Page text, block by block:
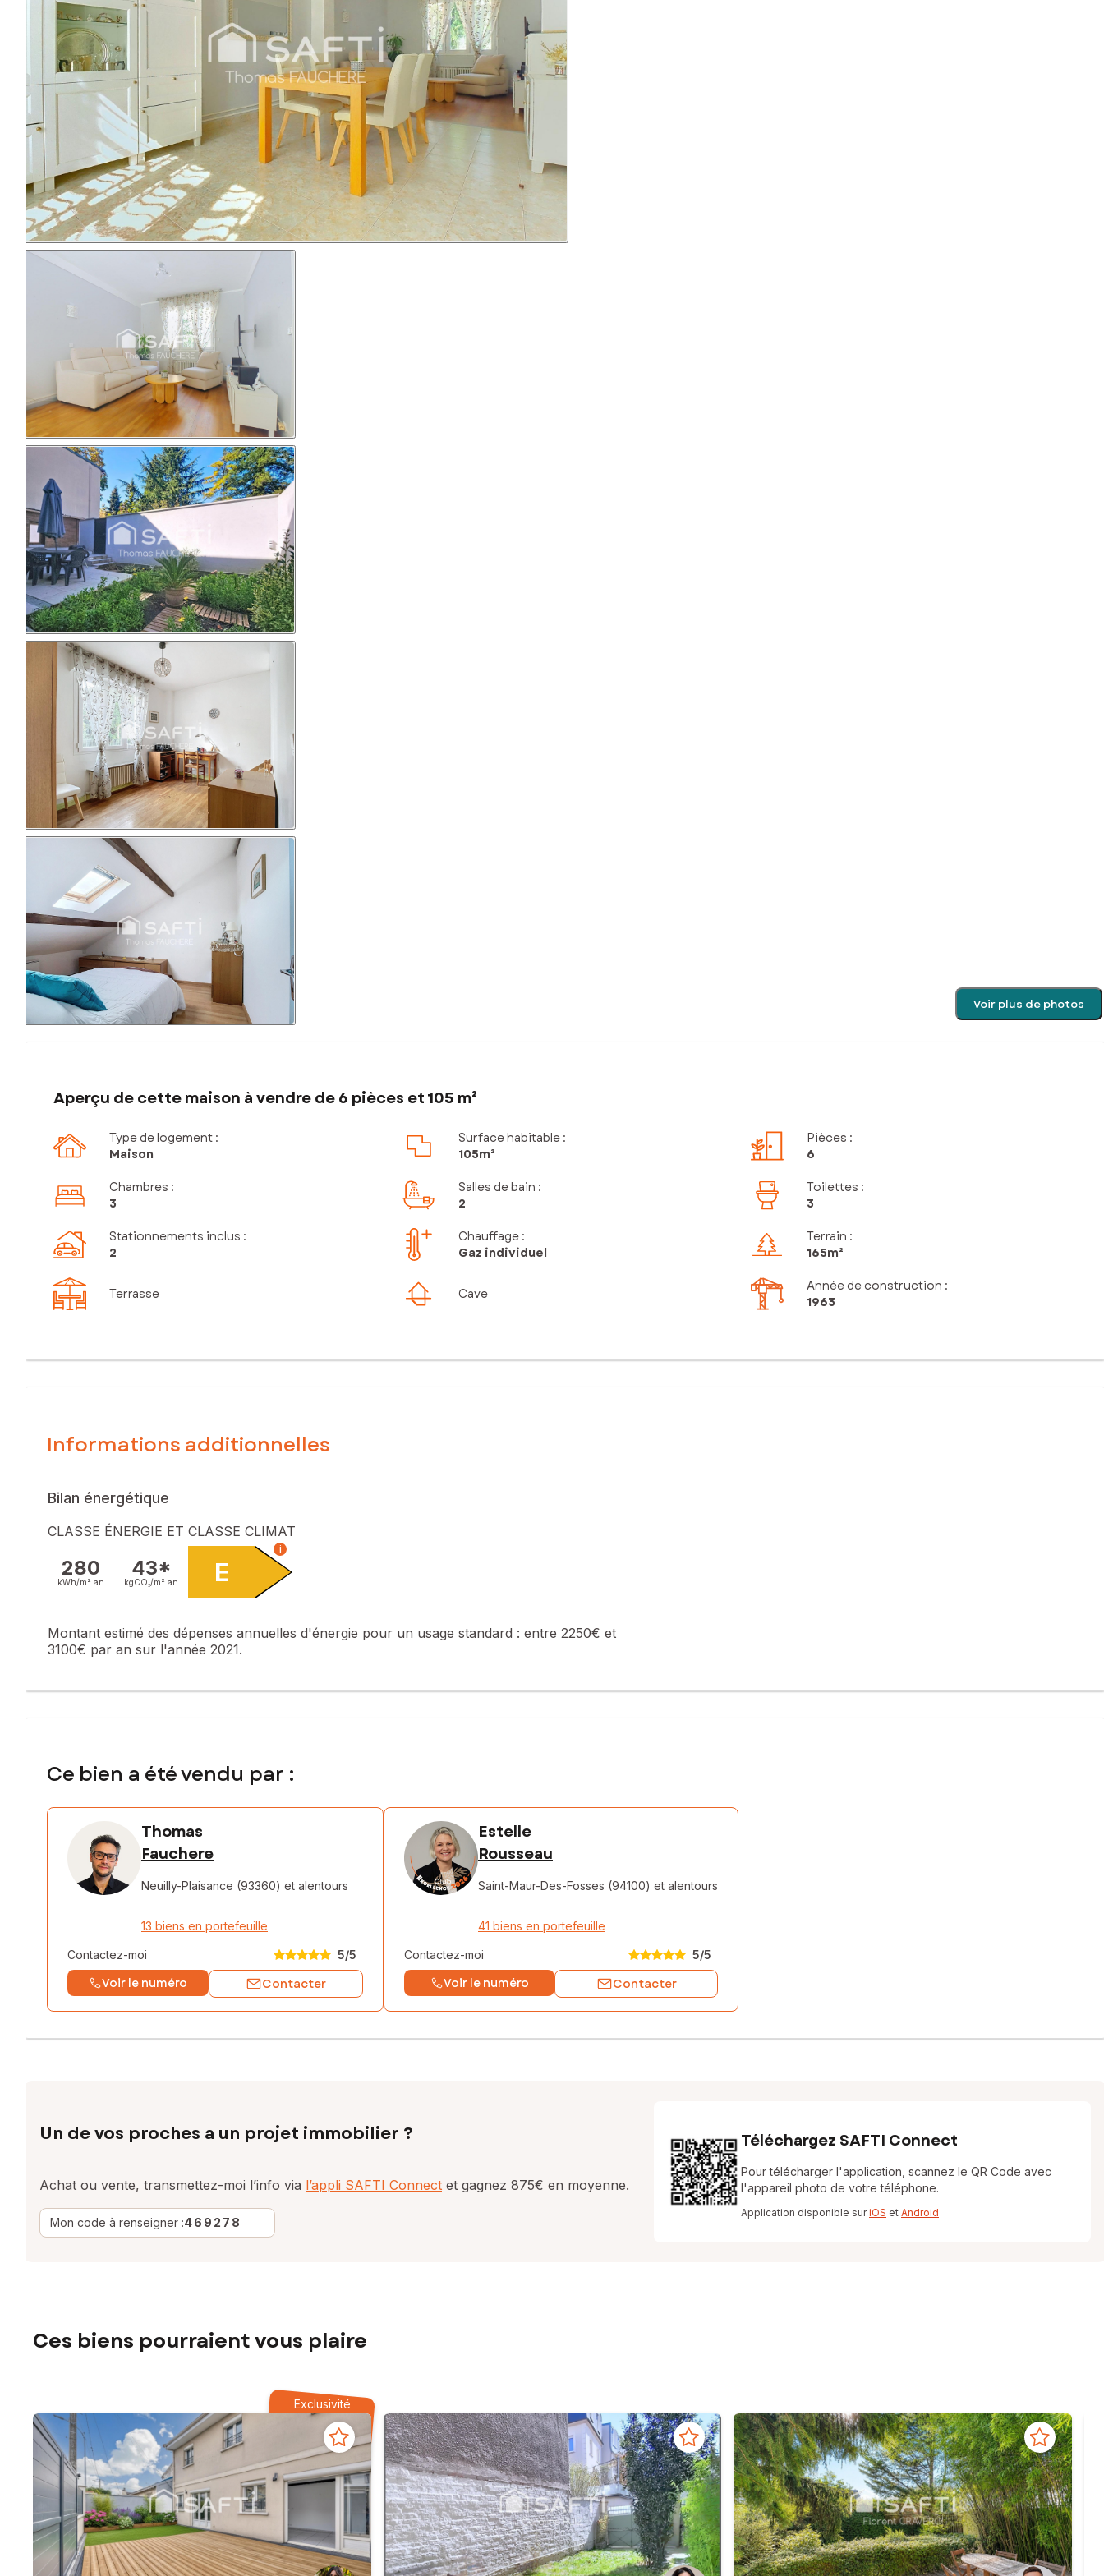
Voir plus de photos
Aperçu de cette maison à vendre de 6 pièces et 105 m²
Type de logement :
Maison
Surface habitable :
105m²
Pièces :
6
Chambres :
3
Salles de bain :
2
Toilettes :
3
Stationnements inclus :
2
Chauffage :
Gaz individuel
Terrain :
165m²
Terrasse Cave
Année de construction :
1963
Informations additionnelles
Bilan énergétique
CLASSE ÉNERGIE ET CLASSE CLIMAT
280
kWh/m². an
43*
kgCO₂/m². an E
i
Montant estimé des dépenses annuelles d'énergie pour un usage standard : entre 2250€ et
3100€ par an sur l'année 2021.
Ce bien a été vendu par :
Thomas
Fauchere
Neuilly-Plaisance (93360) et alentours
13 biens en portefeuille
Contactez-moi 5/5
Voir le numéro Contacter
Estelle
Rousseau
Saint-Maur-Des-Fosses (94100) et alentours
41 biens en portefeuille
Contactez-moi 5/5
Voir le numéro Contacter
Un de vos proches a un projet immobilier ?
Achat ou vente, transmettez-moi l’info via l’appli SAFTI Connect et gagnez 875€ en moyenne.
Mon code à renseigner :469278
Téléchargez SAFTI Connect
Pour télécharger l'application, scannez le QR Code avec
l'appareil photo de votre téléphone.
Application disponible suriOS et Android
Ces biens pourraient vous plaire
Exclusivité